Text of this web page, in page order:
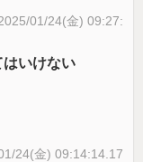
01/24(金) 09:27:
いけない
24(金) 09:14:14.17